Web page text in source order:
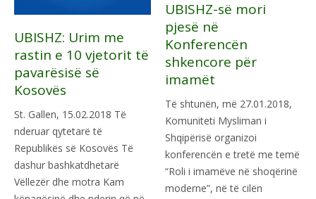
UBISHZ: Urim me
rastin e 10 vjetorit të
pavarësisë së
Kosovës
St. Gallen, 15.02.2018 Të
nderuar qytetarë të
Republikës së Kosovës Të
dashur bashkatdhetarë
Vëllezër dhe motra Kam
UBISHZ-së mori
pjesë në
Konferencën
shkencore për
imamët
Të shtunën, më 27.01.2018,
Komuniteti Mysliman i
Shqipërisë organizoi
konferencën e tretë me temë
“Roli i imamëve në shoqërinë
moderne”, në të cilën